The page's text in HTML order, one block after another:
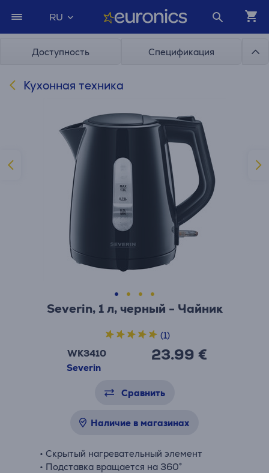
RU
Доступность Спецификация
Кухонная техника
Severin, 1 л, черный - Чайник
WK3410
Severin
23.99 €
(1)
Сравнить
Наличие в магазинах
• Скрытый нагревательный элемент
• Подставка вращается на 360°